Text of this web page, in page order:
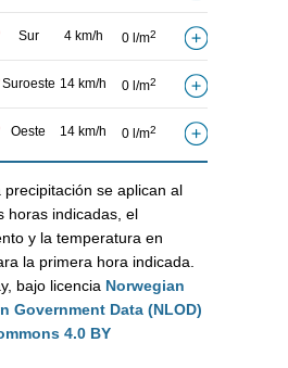
Sur 4 km/h 0 l/m2
Suroeste 14 km/h 0 l/m2
Oeste 14 km/h 0 l/m2
precipitación se aplican al
horas indicadas, el
y la temperatura en
la primera hora indicada.
bajo licencia Norwegian
Government Data (NLOD)
4.0 BY